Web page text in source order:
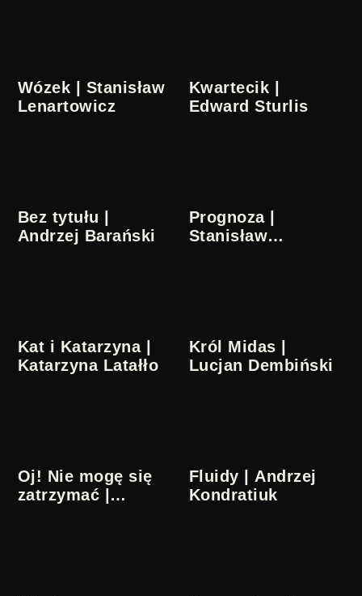
Wózek | Stanisław
Lenartowicz
Kwartecik |
Edward Sturlis
Bez tytułu |
Andrzej Barański
Prognoza |
Stanisław
Kat i Katarzyna |
Katarzyna Latałło
Król Midas |
Lucjan Dembiński
Oj! Nie mogę się
zatrzymać |
Fluidy | Andrzej
Kondratiuk